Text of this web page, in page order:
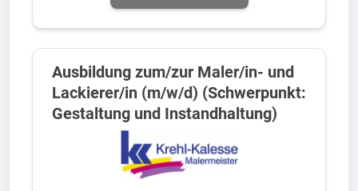
Ausbildung zum/zur Maler/in- und
Lackierer/in (m/w/d) (Schwerpunkt:
Gestaltung und Instandhaltung)